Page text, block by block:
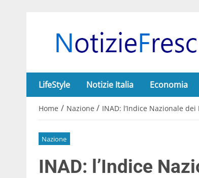
LifeStyle Notizie Italia Economia
Home / Nazione / INAD: l’Indice Nazionale
Nazione
INAD: l’Indice